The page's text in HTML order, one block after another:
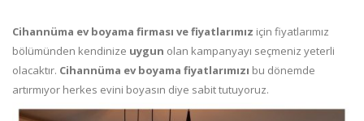
Cihannüma ev boyama firması ve fiyatlarımız için fiyatlarımız
bölümünden kendinize uygun olan kampanyayı seçmeniz yeterli
olacaktır. Cihannüma ev boyama fiyatlarımızı bu dönemde
artırmıyor herkes evini boyasın diye sabit tutuyoruz.